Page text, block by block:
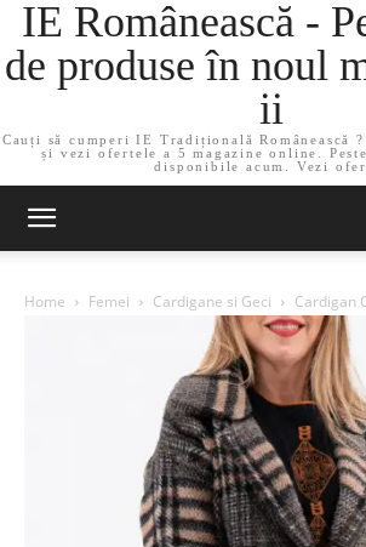
IE Românească -
de produse în noul
ii
Cauți să cumperi IE Tradițională Românească
și vezi ofertele a 5 magazine online.
disponibile acum. Vezi
Home Femei Cardigane si Geci Cardigan